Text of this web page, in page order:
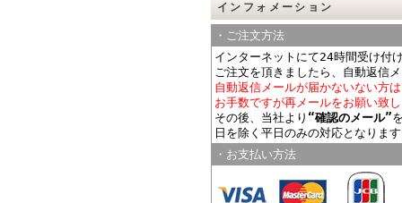
インフォメーション
・ご注文方法
インターネットにて24時間受け付
ご注文を頂きましたら、自動返信
自動返信メールが届かないない方
お手数ですが再メールをお願い致
その後、当社より “確認のメール”
日を除く平日のみの対応となりま
・お支払い方法